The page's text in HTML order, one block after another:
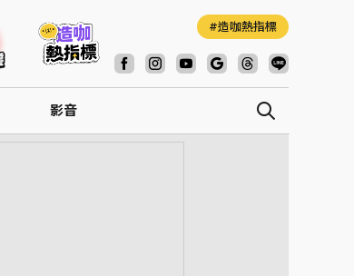
造咖熱指標
影音